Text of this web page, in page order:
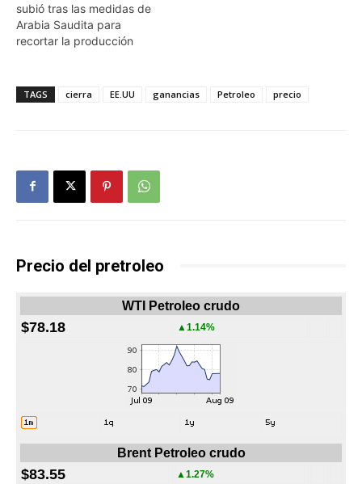
subió tras las medidas de
Arabia Saudita para
recortar la producción
TAGS cierra EE.UU ganancias Petroleo precio
Precio del pretroleo
WTI Petroleo crudo
$78.18 ▲1.14%
Brent Petroleo crudo
$83.55 ▲1.27%